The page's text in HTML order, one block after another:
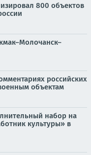
800 объектов
российских
объектам
набор на
культуры» в